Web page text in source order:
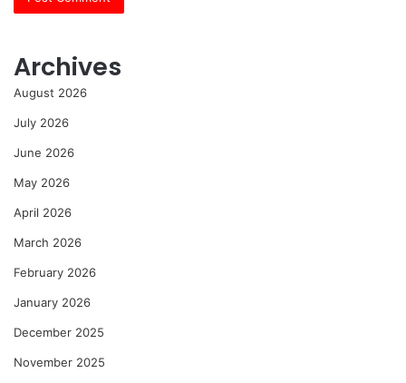
Archives
August 2026
July 2026
June 2026
May 2026
April 2026
March 2026
February 2026
January 2026
December 2025
November 2025